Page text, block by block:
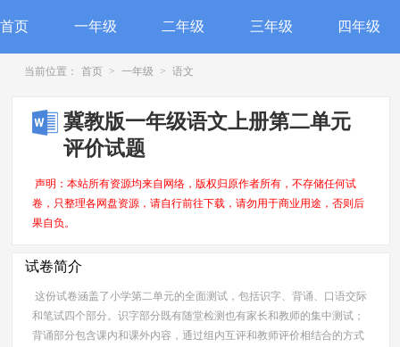
首页 一年级 二年级 三年级 四年级
当前位置： 首页 > 一年级 > 语文
冀教版一年级语文上册第二单元
评价试题
声明：本站所有资源均来自网络，版权归原作者所有，不存储任何试
卷，只整理各网盘资源，请自行前往下载，请勿用于商业用途，否则后
果自负。
试卷简介
这份试卷涵盖了小学第二单元的全面测试，包括识字、背诵、口语交际
和笔试四个部分。识字部分既有随堂检测也有家长和教师的集中测试；
背诵部分包含课内和课外内容，通过组内互评和教师评价相结合的方式